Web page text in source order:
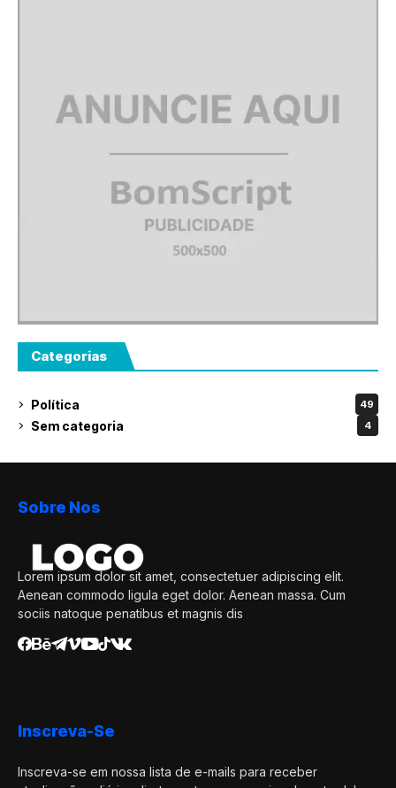
Categorias
Política 49
Sem categoria 4
Sobre Nos
Lorem ipsum dolor sit amet, consectetuer adipiscing elit.
Aenean commodo ligula eget dolor. Aenean massa. Cum
sociis natoque penatibus et magnis dis
Inscreva-Se
Inscreva-se em nossa lista de e-mails para receber